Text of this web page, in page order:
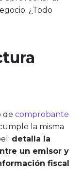
¿Todo
decomprobante
la misma
detalla la
un emisor y
fiscal